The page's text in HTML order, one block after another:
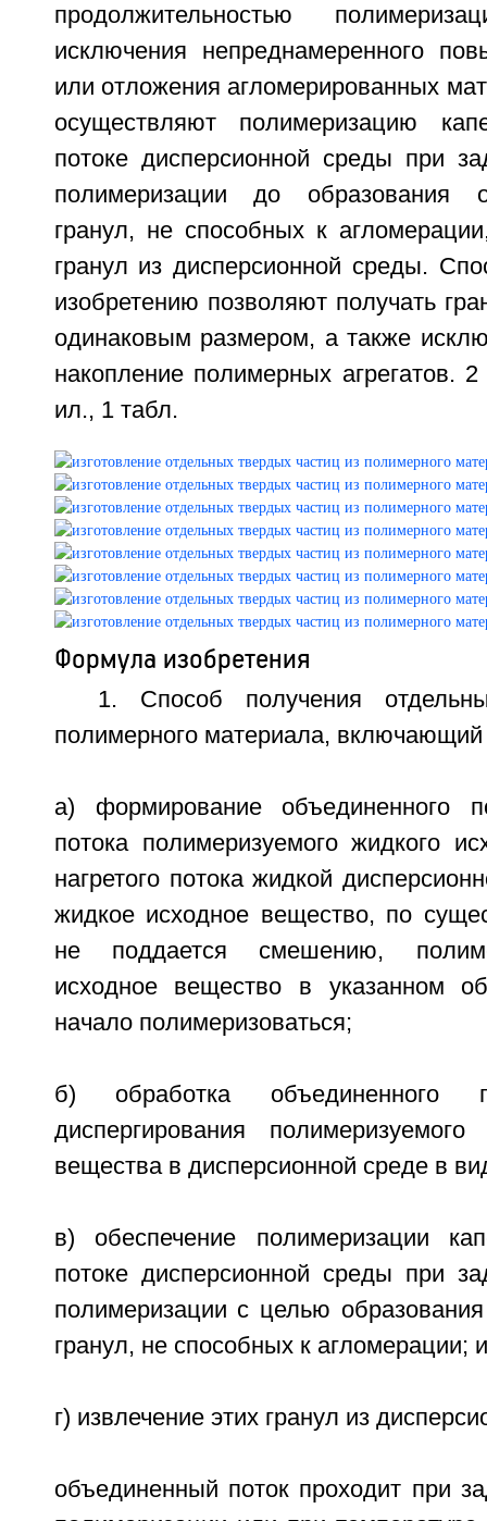
продолжительностью
исключения непреднамеренного
или отложения агломерированных
осуществляют полимеризацию
потоке дисперсионной среды при
полимеризации до образования
гранул, не способных к
гранул из дисперсионной среды.
изобретению позволяют получать
одинаковым размером, а также
накопление полимерных
ил., 1 табл.
Формула изобретения
1. Способ получения
полимерного материала,
а) формирование объединенного
потока полимеризуемого жидкого
нагретого потока жидкой
жидкое исходное вещество, по
не поддается смешению,
исходное вещество в указанном
начало полимеризоваться;
б) обработка
диспергирования
вещества в дисперсионной среде в
в) обеспечение полимеризации
потоке дисперсионной среды при
полимеризации с целью
гранул, не способных к агломерации; и
г) извлечение этих гранул из
объединенный поток проходит при